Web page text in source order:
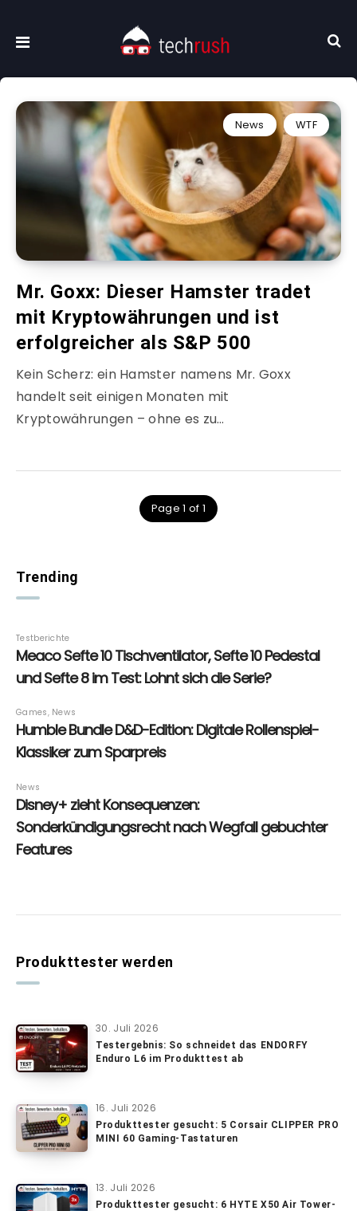
News WTF
Mr. Goxx: Dieser Hamster tradet
mit Kryptowährungen und ist
erfolgreicher als S&P 500
Kein Scherz: ein Hamster namens Mr. Goxx
handelt seit einigen Monaten mit
Kryptowährungen – ohne es zu…
Page 1 of 1
Trending
Produkttester werden
30. Juli 2026
Testergebnis: So schneidet das ENDORFY
Enduro L6 im Produkttest ab
16. Juli 2026
Produkttester gesucht: 5 Corsair CLIPPER PRO
MINI 60 Gaming-Tastaturen
13. Juli 2026
Produkttester gesucht: 6 HYTE X50 Air Tower-